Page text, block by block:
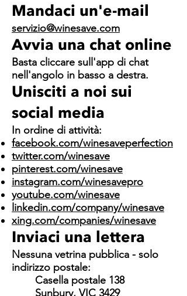
Mandaci un'e-mail
servizio@winesave.com
Avvia una chat online
Basta cliccare sull'app di chat
nell'angolo in basso a destra.
Unisciti a noi sui
social media
In ordine di attività:
facebook.com/winesaveperfection
twitter.com/winesave
pinterest.com/winesave
instagram.com/winesavepro
youtube.com/winesave
linkedin.com/company/winesave
xing.com/companies/winesave
Inviaci una lettera
Nessuna vetrina pubblica - solo
indirizzo postale:
Casella postale 138
Sunbury, VIC 3429